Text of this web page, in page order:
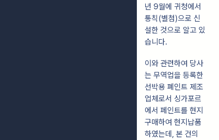
년 9월에 귀청에서
통칙(별첨)으로 신
설한 것으로 알고 있
습니다.
이와 관련하여 당사
는 무역업을 등록한
선박용 폐인트 제조
업체로서 싱가포르
에서 페인트를 현지
구매하여 현지납품
하였는데, 본 건의